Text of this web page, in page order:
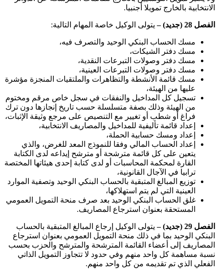
الانتخابية بالخارج تمويلا أجنبيا.
الفصل 28 (جديد) – يتولى الوكيل خاصة المهام التالية:
مسك الحساب البنكي الوحيد والتصرف فيه،
مسك دفتر الشيكات،
مسك دفتر وصولات التبرعات النقدية،
مسك دفتر وصولات التبرعات العينية،
مسك قائمة الأنشطة والتظاهرات والملتقيات المنجزة مؤشرة
عليها من الهيئة،
تسجيل كل المداخيل والنفقات في سجل خاص مرقم ومختوم
من الهيئة وذلك بصفة متسلسلة حسب تاريخ إنجازها دون ترك
فراغ أو شطب أو تغيير مع التنصيص على مرجع وثيقة الإثبات،
إعداد قائمة تأليفية للمداخيل والمصاريف الانتخابية،
إعداد ومسك حسابية الحملة،
إعداد الحساب المالي وفقا للنموذج المعد للغرض، والذي
يتعين على كل قائمة مترشحة أو مترشح إيداعه لدى الكتابة
القارة لمحكمة المحاسبات أو لدى كتابة إحدى هيئاتها المختصة
ترابيا في الآجال القانونية،
توزيع المبالغ المتبقية بالحساب البنكي الوحيد وتصفية الموارد
العينية التي لم يتم استهلاكها،
غلق الحساب البنكي الوحيد بعد صرف منحة التمويل العمومي
المستحقة بعنوان استرجاع المصاريف.
الفصل 29 (جديد) –
يتولى الوكيل إرجاع المبالغ المتبقية بالحساب
البنكي الوحيد بما في ذلك منحة التمويل العمومي بعنوان استرجاع
المصاريف إلى أعضاء القائمة المترشحة والمترشح والحزب بحسب
نسبة مساهمة كل واحد منهم وفي حدود لا تتجاوز التمويل الذاتي
الفعلي الذي تم تقديمه من كل واحد منهم.